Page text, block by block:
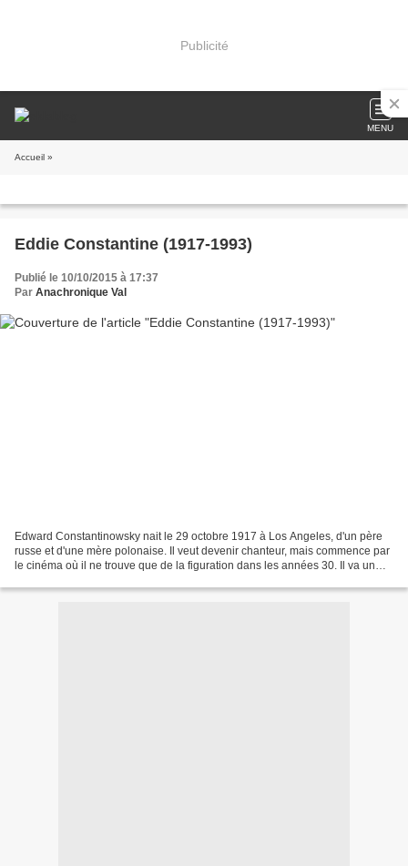
Publicité
MENU
Accueil »
Eddie Constantine (1917-1993)
Publié le 10/10/2015 à 17:37
Par Anachronique Val
Edward Constantinowsky nait le 29 octobre 1917 à Los Angeles, d'un père
russe et d'une mère polonaise. Il veut devenir chanteur, mais commence par
le cinéma où il ne trouve que de la figuration dans les années 30. Il va un